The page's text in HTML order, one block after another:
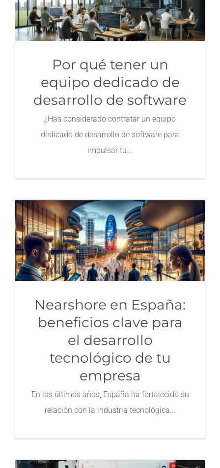
Por qué tener un
equipo dedicado de
desarrollo de software
¿Has considerado contratar un equipo
dedicado de desarrollo de software para
impulsar tu
Nearshore en España:
beneficios clave para
el desarrollo
tecnológico de tu
empresa
En los últimos años, España ha fortalecido su
relación con la industria tecnológica